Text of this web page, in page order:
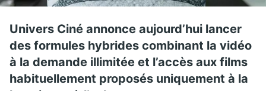
Univers Ciné annonce aujourd’hui lancer
des formules hybrides combinant la vidéo
à la demande illimitée et l’accès aux films
habituellement proposés uniquement à la